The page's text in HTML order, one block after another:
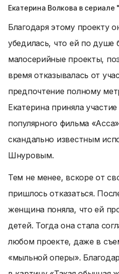
Екатерина Волкова в сериале
Благодаря этому проекту
убедилась, что ей по душе
малосерийные проекты,
время отказывалась от
предпочтение полному
Екатерина приняла
популярного фильма
скандально известным
Шнуровым.
Тем не менее, вскоре от
пришлось отказаться.
женщина поняла, что ей
детей. Тогда она стала
любом проекте, даже в
«мыльной оперы».